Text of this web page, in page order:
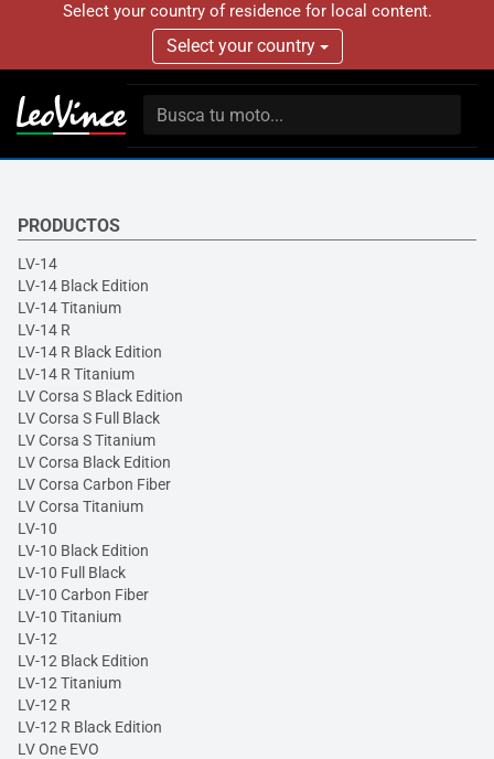
Select your country of residence for local content.
Select your country
PRODUCTOS
LV-14
LV-14 Black Edition
LV-14 Titanium
LV-14 R
LV-14 R Black Edition
LV-14 R Titanium
LV Corsa S Black Edition
LV Corsa S Full Black
LV Corsa S Titanium
LV Corsa Black Edition
LV Corsa Carbon Fiber
LV Corsa Titanium
LV-10
LV-10 Black Edition
LV-10 Full Black
LV-10 Carbon Fiber
LV-10 Titanium
LV-12
LV-12 Black Edition
LV-12 Titanium
LV-12 R
LV-12 R Black Edition
LV One EVO